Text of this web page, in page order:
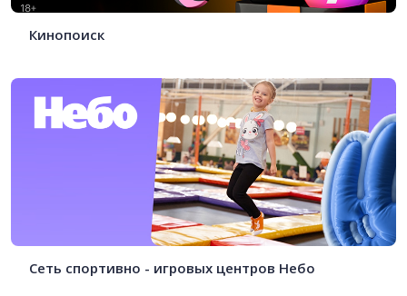
Кинопоиск
Сеть спортивно - игровых центров Небо